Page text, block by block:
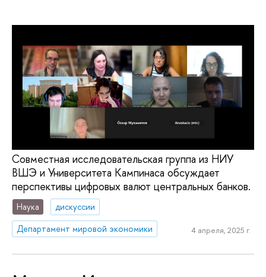
Совместная исследовательская группа из НИУ
ВШЭ и Университета Кампинаса обсуждает
перспективы цифровых валют центральных банков.
Наука
дискуссии
Департамент мировой экономики
4 апреля, 2025 г.